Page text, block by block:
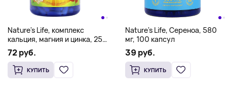
Nature's Life, комплекс
кальция, магния и цинка, 250
капсул
72 руб.
КУПИТЬ
Nature's Life, Сереноа, 580
мг, 100 капсул
39 руб.
КУПИТЬ